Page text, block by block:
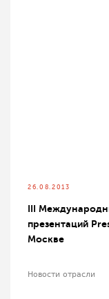
26.08.2013
III
презентаций
Москве
Новости отрасли